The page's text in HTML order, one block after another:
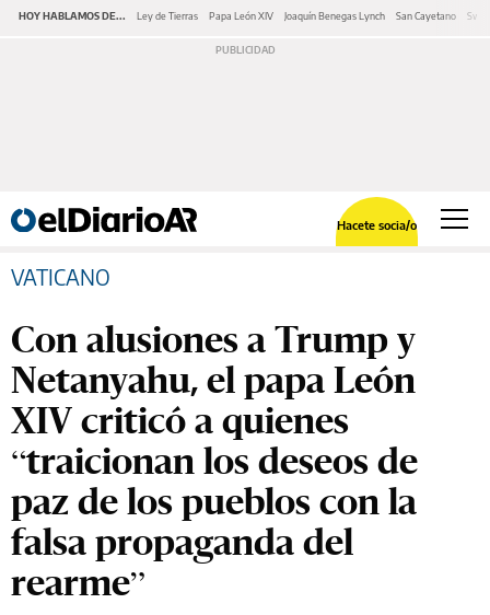
HOY HABLAMOS DE... Ley de Tierras Papa León XIV Joaquín Benegas Lynch San Cayetano
Hacete socia/o
VATICANO
Con alusiones a Trump y
Netanyahu, el papa León
XIV criticó a quienes
“traicionan los deseos de
paz de los pueblos con la
falsa propaganda del
rearme”